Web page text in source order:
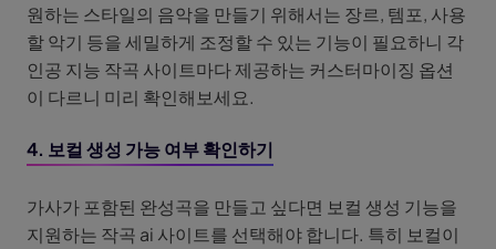
원하는 스타일의 음악을 만들기 위해서는 장르, 템포, 사용
할 악기 등을 세밀하게 조정할 수 있는 기능이 필요하니 각
인공 지능 작곡 사이트마다 제공하는 커스터마이징 옵션
이 다르니 미리 확인해보세요.
4. 보컬 생성 가능 여부 확인하기
가사가 포함된 완성곡을 만들고 싶다면 보컬 생성 기능을
지원하는 작곡 ai 사이트를 선택해야 합니다. 특히 보컬이